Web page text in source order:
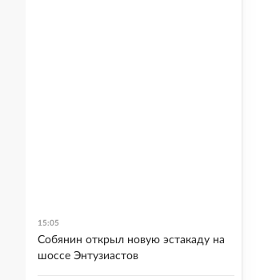
15:05
Собянин открыл новую эстакаду на
шоссе Энтузиастов